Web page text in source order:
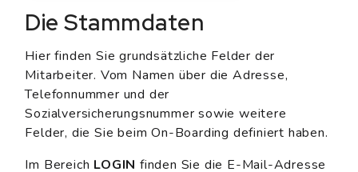
Die Stammdaten
Hier finden Sie grundsätzliche Felder der
Mitarbeiter. Vom Namen über die Adresse,
Telefonnummer und der
Sozialversicherungsnummer sowie weitere
Felder, die Sie beim On-Boarding definiert haben.
Im Bereich LOGIN finden Sie die E-Mail-Adresse